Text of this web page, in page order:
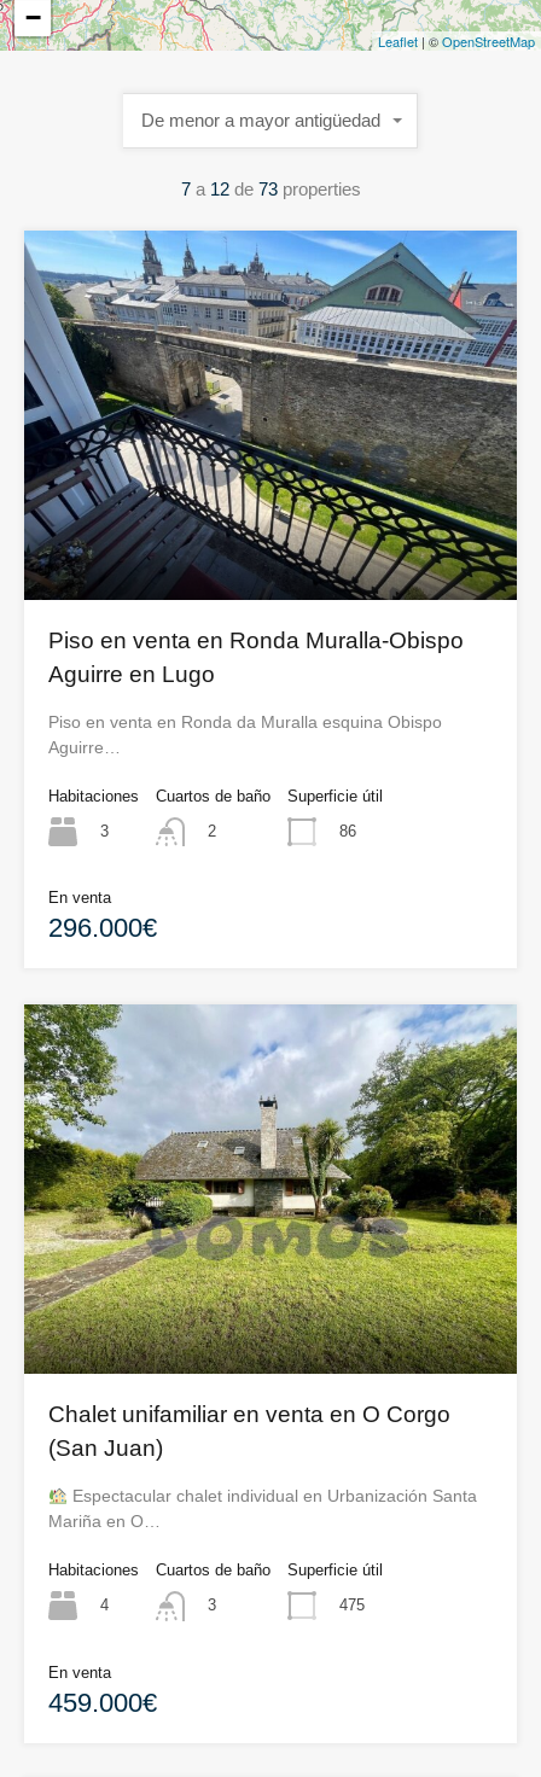
−
Leaflet | ©OpenStreetMap
7 a 12 de 73 properties
De menor a mayor antigüedad
Piso en venta en Ronda Muralla-Obispo
Aguirre en Lugo
Piso en venta en Ronda da Muralla esquina Obispo
Aguirre…
Habitaciones
3
Cuartos de baño
2
Superficie útil
86
En venta
296.000€
Chalet unifamiliar en venta en O Corgo
(San Juan)
Espectacular chalet individual en Urbanización Santa
Mariña en O…
Habitaciones
4
Cuartos de baño
3
Superficie útil
475
En venta
459.000€